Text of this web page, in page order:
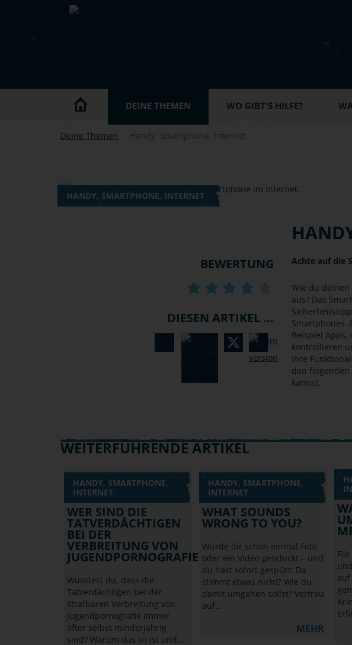
Skip to main content
DEINE THEMEN WO GIBT'S HILFE?
Deine Themen Handy, Smartphone, Internet
HANDY, SMARTPHONE, INTERNET
Achte auf die
Wie du
aus? Das
Smartphones.
Beispiel
kontrollieren
ihre
den
kannst.
BEWERTUNG
DIESEN ARTIKEL ...
WEITERFÜHRENDE ARTIKEL
HANDY, SMARTPHONE,
INTERNET
WER SIND DIE
TATVERDÄCHTIGEN
BEI DER
VERBREITUNG VON
JUGENDPORNOGRAFIE?
Wusstest du, dass die
Tatverdächtigen bei der
strafbaren Verbreitung von
Jugendpornografie immer
öfter selbst minderjährig
sind? Warum das so ist und…
HANDY, SMARTPHONE,
INTERNET
WHAT SOUNDS
WRONG TO YOU?
Wurde dir schon einmal Foto
oder ein Video geschickt – und
du hast sofort gespürt: Da
stimmt etwas nicht? Wie du
damit umgehen sollst? Vertrau
auf…
MEHR